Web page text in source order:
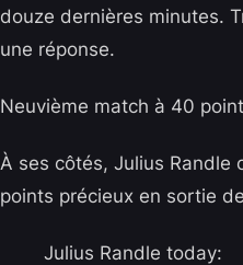
douze dernières minutes.
une réponse.
Neuvième match à 40
À ses côtés, Julius Randle
points précieux en sortie
Julius Randle today: